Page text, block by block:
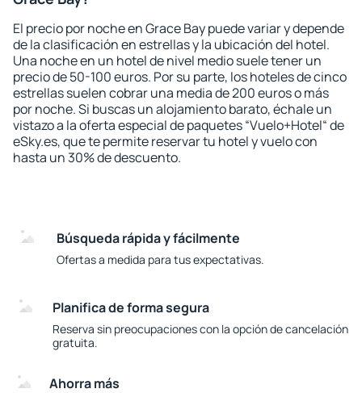
El precio por noche en Grace Bay puede variar y depende
de la clasificación en estrellas y la ubicación del hotel.
Una noche en un hotel de nivel medio suele tener un
precio de 50-100 euros. Por su parte, los hoteles de cinco
estrellas suelen cobrar una media de 200 euros o más
por noche. Si buscas un alojamiento barato, échale un
vistazo a la oferta especial de paquetes “Vuelo+Hotel“ de
eSky.es, que te permite reservar tu hotel y vuelo con
hasta un 30% de descuento.
Búsqueda rápida y fácilmente
Ofertas a medida para tus expectativas.
Planifica de forma segura
Reserva sin preocupaciones con la opción de cancelación
gratuita.
Ahorra más